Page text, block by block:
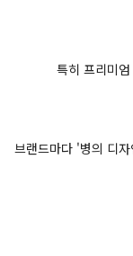
특히 프리미
브랜드마다 '병의 디